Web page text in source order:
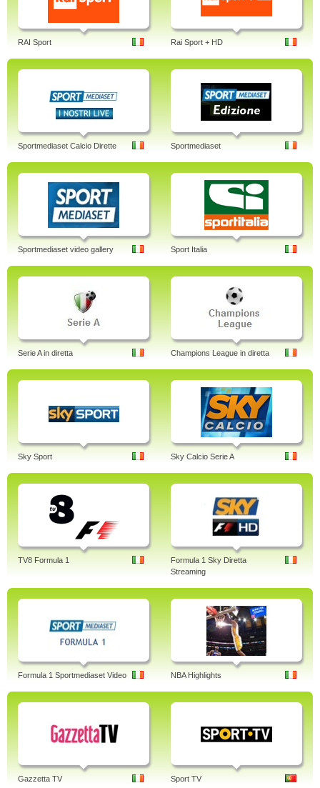
RAI Sport Rai Sport + HD
Sportmediaset Calcio Dirette Sportmediaset
Sportmediaset video gallery Sport Italia
Serie A in diretta Champions League in diretta
Sky Sport Sky Calcio Serie A
TV8 Formula 1
Formula 1 Sky Diretta
Streaming
Formula 1 Sportmediaset Video NBA Highlights
Gazzetta TV Sport TV